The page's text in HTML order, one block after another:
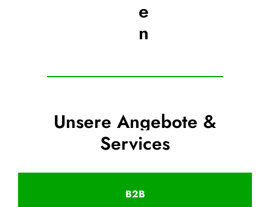
e
n
Unsere Angebote &
Services
B2B